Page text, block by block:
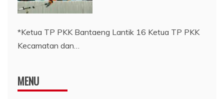
*Ketua TP PKK Bantaeng Lantik 16 Ketua TP PKK
Kecamatan dan…
MENU